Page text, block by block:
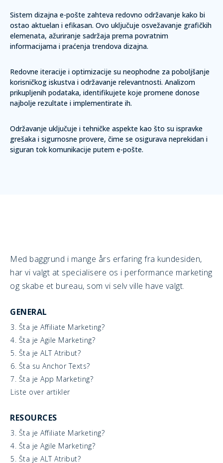
Sistem dizajna e-pošte zahteva redovno održavanje kako bi
ostao aktuelan i efikasan. Ovo uključuje osvežavanje grafičkih
elemenata, ažuriranje sadržaja prema povratnim
informacijama i praćenja trendova dizajna.
Redovne iteracije i optimizacije su neophodne za poboljšanje
korisničkog iskustva i održavanje relevantnosti. Analizom
prikupljenih podataka, identifikujete koje promene donose
najbolje rezultate i implementirate ih.
Održavanje uključuje i tehničke aspekte kao što su ispravke
grešaka i sigurnosne provere, čime se osigurava neprekidan i
siguran tok komunikacije putem e-pošte.
Med baggrund i mange års erfaring fra kundesiden,
har vi valgt at specialisere os i performance marketing
og skabe et bureau, som vi selv ville have valgt.
GENERAL
3. Šta je Affiliate Marketing?
4. Šta je Agile Marketing?
5. Šta je ALT Atribut?
6. Šta su Anchor Texts?
7. Šta je App Marketing?
Liste over artikler
RESOURCES
3. Šta je Affiliate Marketing?
4. Šta je Agile Marketing?
5. Šta je ALT Atribut?